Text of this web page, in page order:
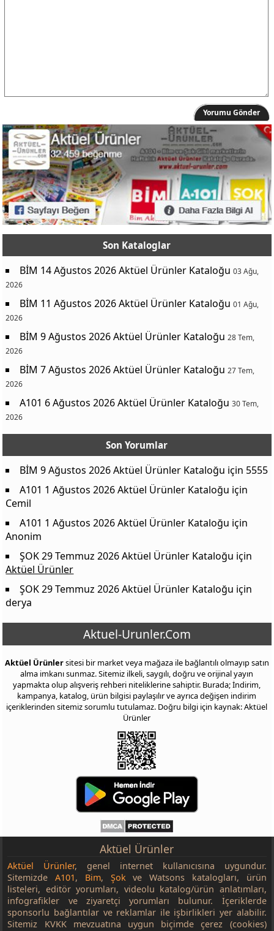
Yorumu Gönder
Son Kataloglar
BİM 14 Ağustos 2026 Aktüel Ürünler Kataloğu 03 Ağu,
2026
BİM 11 Ağustos 2026 Aktüel Ürünler Kataloğu 01 Ağu,
2026
BİM 9 Ağustos 2026 Aktüel Ürünler Kataloğu 28 Tem,
2026
BİM 7 Ağustos 2026 Aktüel Ürünler Kataloğu 27 Tem,
2026
A101 6 Ağustos 2026 Aktüel Ürünler Kataloğu 30 Tem,
2026
Son Yorumlar
BİM 9 Ağustos 2026 Aktüel Ürünler Kataloğu için 5555
A101 1 Ağustos 2026 Aktüel Ürünler Kataloğu için
Cemil
A101 1 Ağustos 2026 Aktüel Ürünler Kataloğu için
Anonim
ŞOK 29 Temmuz 2026 Aktüel Ürünler Kataloğu için
Aktüel Ürünler
ŞOK 29 Temmuz 2026 Aktüel Ürünler Kataloğu için
derya
Aktuel-Urunler.Com
Aktüel Ürünlersitesi bir market veya mağaza ile bağlantılı olmayıp satın
alma imkanı sunmaz. Sitemiz ilkeli, saygılı, doğru ve orijinal yayın
yapmakta olup alışveriş rehberi niteliklerine sahiptir. Burada; İndirim,
kampanya, katalog, ürün bilgisi paylaşılır ve ayrıca değişen indirim
içeriklerinden sitemiz sorumlu tutulamaz. Doğru bilgi için kaynak: Aktüel
Ürünler
Aktüel Ürünler
Aktüel Ürünler, genel internet kullanıcısına uygundur.
SitemizdeA101, Bim, Şokve Watsons katalogları, ürün
listeleri, editör yorumları, videolu katalog/ürün anlatımları,
infografikler ve ziyaretçi yorumları bulunur. İçeriklerde
sponsorlu bağlantılar ve reklamlar ile işbirlikleri yer alabilir.
Sitemiz KVKK mevzuatına uygun biçimde çerez (cookies)